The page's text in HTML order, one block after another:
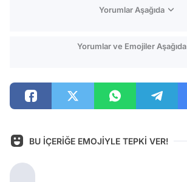
Yorumlar Aşağıda
Yorumlar ve Emojiler Aşağıda
BU İÇERİĞE EMOJİYLE TEPKİ VER!